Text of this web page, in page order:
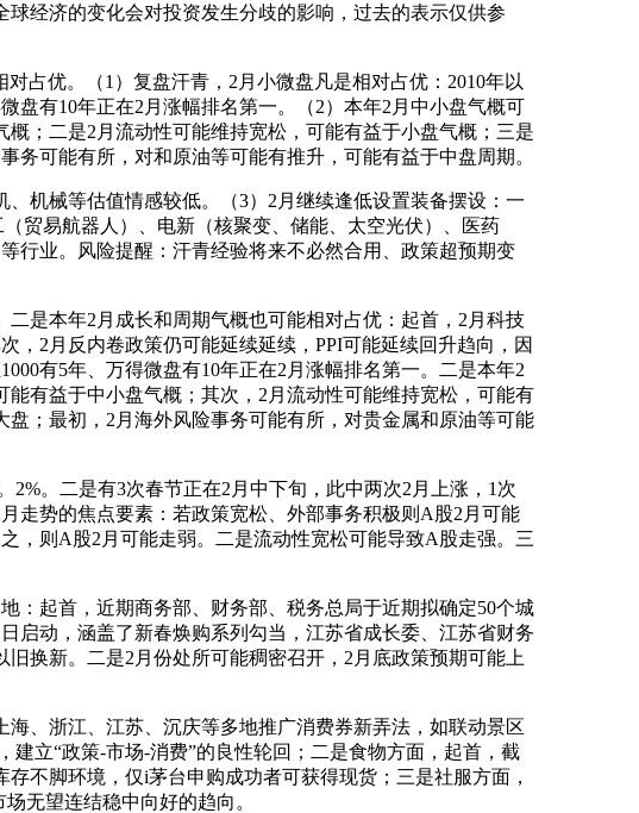
经济的变化会对投资发生分歧的影响，过去的表示仅供参
优。（1）复盘汗青，2月小微盘凡是相对占优：2010年以
盘有10年正在2月涨幅排名第一。（2）本年2月中小盘气概可
；二是2月流动性可能维持宽松，可能有益于小盘气概；三是
可能有所，对和原油等可能有推升，可能有益于中盘周期。
机械等估值情感较低。（3）2月继续逢低设置装备摆设：一
贸易航器人）、电新（核聚变、储能、太空光伏）、医药
行业。风险提醒：汗青经验将来不必然合用、政策超预期变
是本年2月成长和周期气概也可能相对占优：起首，2月科技
，2月反内卷政策仍可能延续延续，PPI可能延续回升趋向，因
有5年、万得微盘有10年正在2月涨幅排名第一。二是本年2
有益于中小盘气概；其次，2月流动性可能维持宽松，可能有
；最初，2月海外风险事务可能有所，对贵金属和原油等可能
。二是有3次春节正在2月中下旬，此中两次2月上涨，1次
走势的焦点要素：若政策宽松、外部事务积极则A股2月可能
，则A股2月可能走弱。二是流动性宽松可能导致A股走强。三
起首，近期商务部、财务部、税务总局于近期拟确定50个城
启动，涵盖了新春焕购系列勾当，江苏省成长委、江苏省财务
换新。二是2月份处所可能稠密召开，2月底政策预期可能上
、浙江、江苏、沉庆等多地推广消费券新弄法，如联动景区
立“政策-市场-消费”的良性轮回；二是食物方面，起首，截
不脚环境，仅i茅台申购成功者可获得现货；三是社服方面，
无望连结稳中向好的趋向。